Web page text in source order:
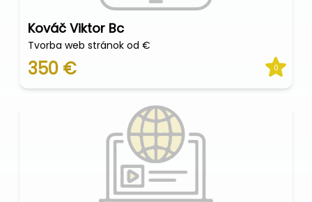
Kováč Viktor Bc
Tvorba web stránok od €
350 € 0